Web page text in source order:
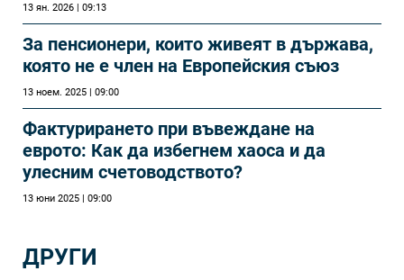
13 ян. 2026 | 09:13
За пенсионери, които живеят в държава,
която не е член на Европейския съюз
13 ноем. 2025 | 09:00
Фактурирането при въвеждане на
еврото: Как да избегнем хаоса и да
улесним счетоводството?
13 юни 2025 | 09:00
ДРУГИ